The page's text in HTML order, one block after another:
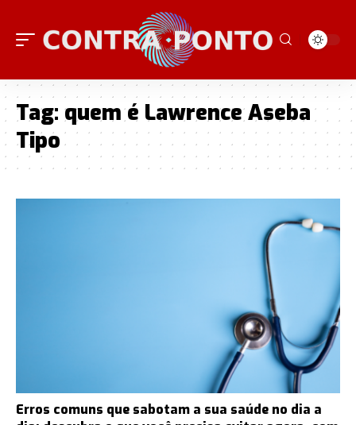
Tag: quem é Lawrence Aseba
Tipo
Erros comuns que sabotam a sua saúde no dia a